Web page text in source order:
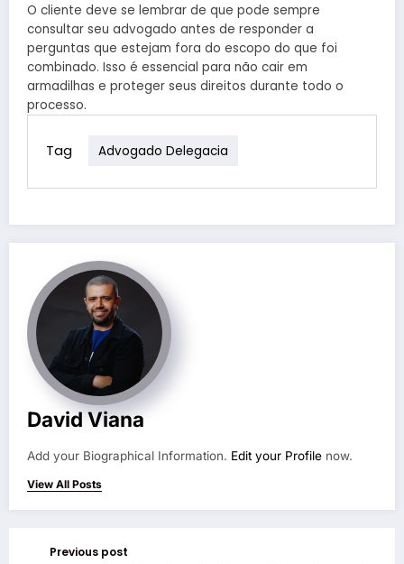
O cliente deve se lembrar de que pode sempre
consultar seu advogado antes de responder a
perguntas que estejam fora do escopo do que foi
combinado. Isso é essencial para não cair em
armadilhas e proteger seus direitos durante todo o
processo.
Tag Advogado Delegacia
David Viana
Add your Biographical Information. Edit your Profile now.
View All Posts
Previous post